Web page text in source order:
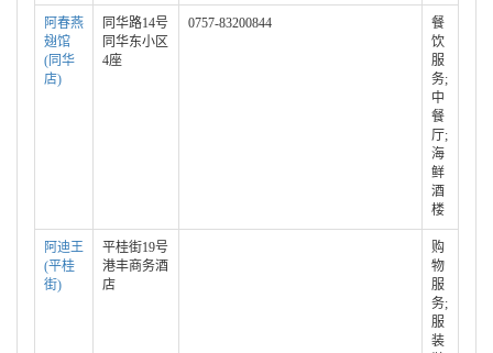
阿春燕
翅馆
(同华
店)
同华路14号
同华东小区
4座
0757-83200844
餐
饮
服
务;
中
餐
厅;
海
鲜
酒
楼
阿迪王
(平桂
街)
平桂街19号
港丰商务酒
店
购
物
服
务;
服
装